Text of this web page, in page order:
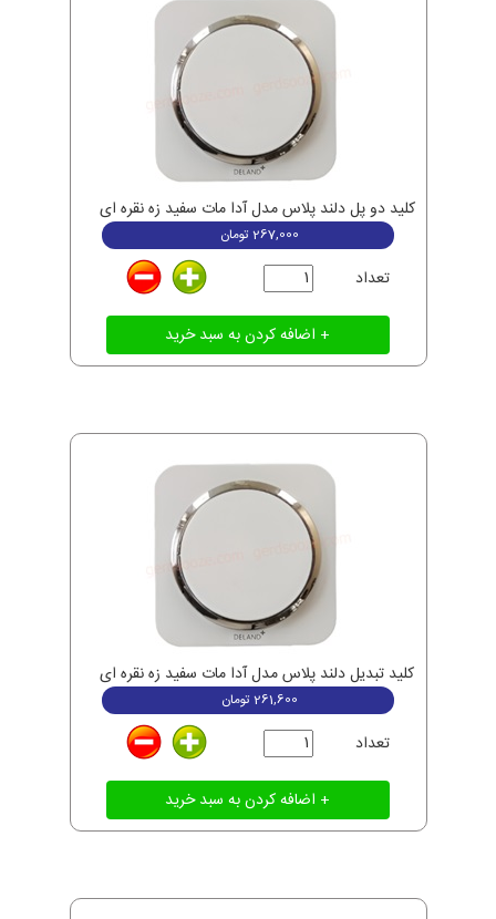
کلید دو پل دلند پلاس مدل آدا مات سفید زه نقره ای
267,000 تومان
تعداد
کلید تبدیل دلند پلاس مدل آدا مات سفید زه نقره ای
261,600 تومان
تعداد